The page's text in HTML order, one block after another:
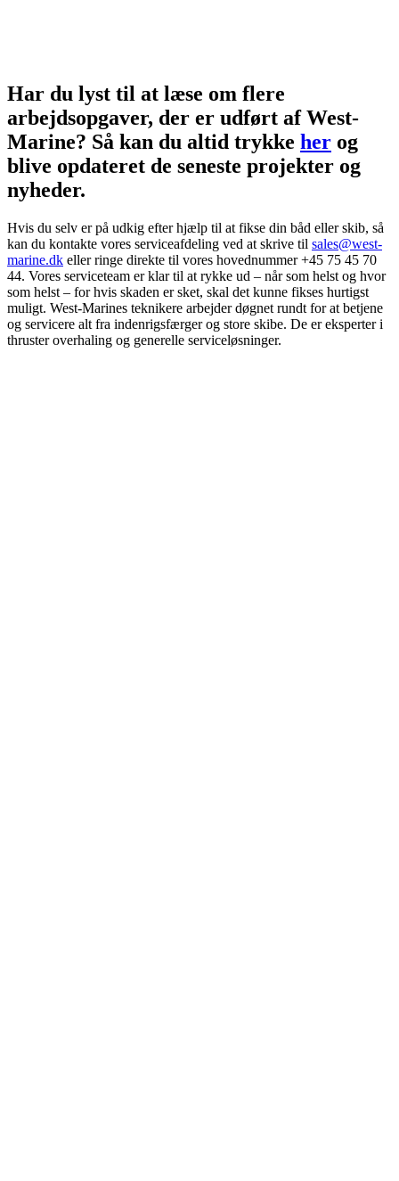
Har du lyst til at læse om flere
arbejdsopgaver, der er udført af West-
Marine? Så kan du altid trykke her og
blive opdateret de seneste projekter og
nyheder.
Hvis du selv er på udkig efter hjælp til at fikse din båd eller skib, så
kan du kontakte vores serviceafdeling ved at skrive til sales@west-
marine.dk eller ringe direkte til vores hovednummer +45 75 45 70
44. Vores serviceteam er klar til at rykke ud – når som helst og hvor
som helst – for hvis skaden er sket, skal det kunne fikses hurtigst
muligt. West-Marines teknikere arbejder døgnet rundt for at betjene
og servicere alt fra indenrigsfærger og store skibe. De er eksperter i
thruster overhaling og generelle serviceløsninger.